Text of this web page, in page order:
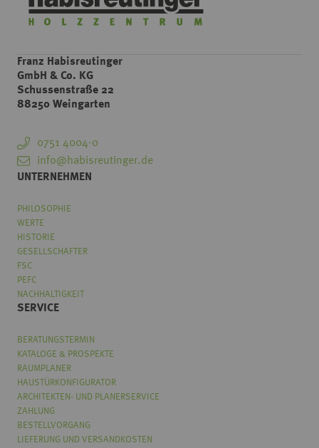
Franz Habisreutinger
GmbH & Co. KG
Schussenstraße 22
88250 Weingarten
0751 4004-0
info@habisreutinger.de
UNTERNEHMEN
PHILOSOPHIE
WERTE
HISTORIE
GESELLSCHAFTER
FSC
PEFC
NACHHALTIGKEIT
SERVICE
BERATUNGSTERMIN
KATALOGE & PROSPEKTE
RAUMPLANER
HAUSTÜRKONFIGURATOR
ARCHITEKTEN- UND PLANERSERVICE
ZAHLUNG
BESTELLVORGANG
LIEFERUNG UND VERSANDKOSTEN